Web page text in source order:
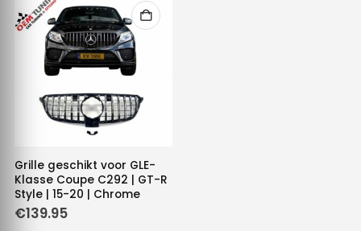
Grille geschikt voor GLE-
Klasse Coupe C292 | GT-R
Style | 15-20 | Chrome
€139.95